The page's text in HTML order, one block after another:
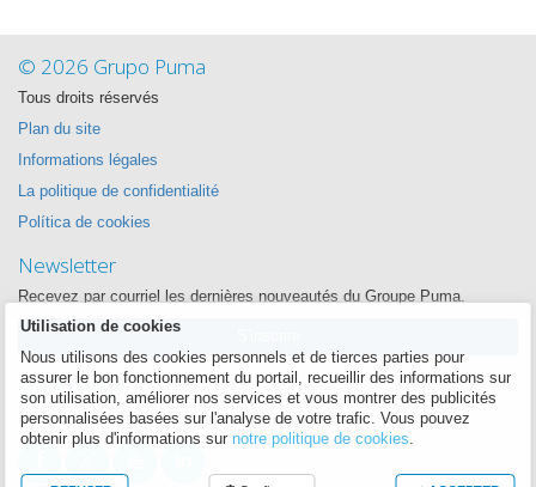
© 2026 Grupo Puma
Tous droits réservés
Plan du site
Informations légales
La politique de confidentialité
Política de cookies
Newsletter
Recevez par courriel les dernières nouveautés du Groupe Puma.
Suivez-nous
Nous voulons être proche de vous à chaque instant
Utilisation de cookies
Nous utilisons des cookies personnels et de tierces parties pour
assurer le bon fonctionnement du portail, recueillir des informations sur
son utilisation, améliorer nos services et vous montrer des publicités
personnalisées basées sur l'analyse de votre trafic. Vous pouvez
obtenir plus d'informations sur notre politique de cookies.